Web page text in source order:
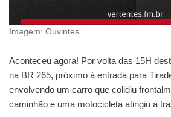
Imagem: Ouvintes
Aconteceu agora! Por volta das 15H
na BR 265, próximo à entrada para
envolvendo um carro que colidiu
caminhão e uma motocicleta atingiu a